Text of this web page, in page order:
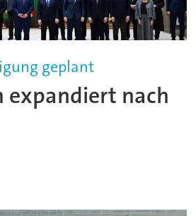
geplant
expandiert nach